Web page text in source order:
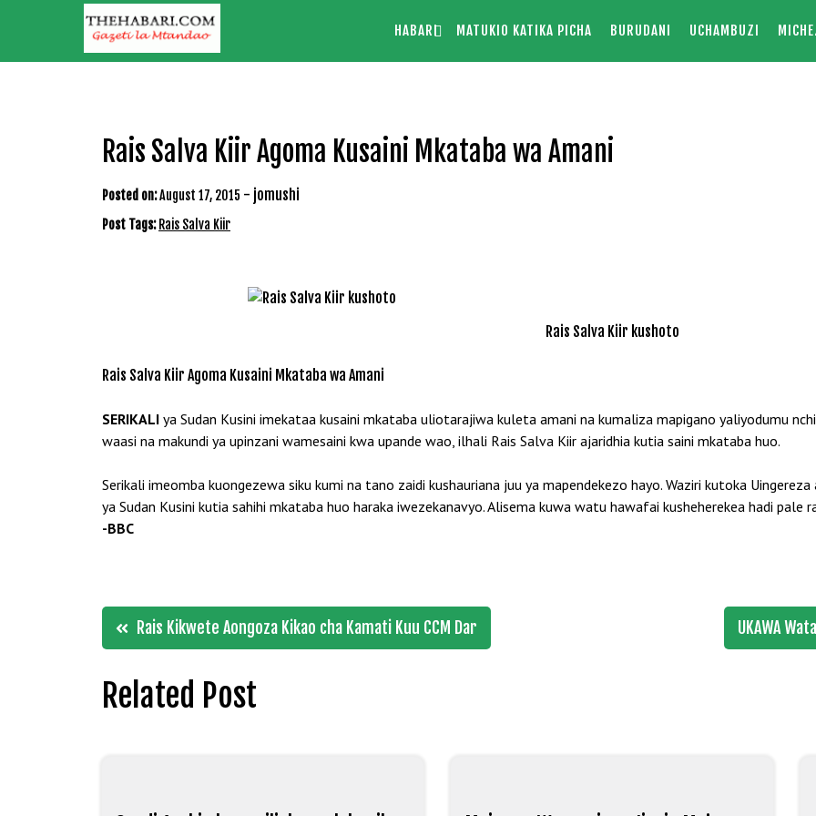
HABARI MATUKIO KATIKA PICHA BURUDANI UCHAMBUZI
Rais Salva Kiir Agoma Kusaini Mkataba wa Amani
Posted on:August 17, 2015 - jomushi
Post Tags: Rais Salva Kiir
Rais Salva Kiir kushoto
Rais Salva Kiir Agoma Kusaini Mkataba wa Amani
SERIKALI ya Sudan Kusini imekataa kusaini mkataba uliotarajiwa kuleta amani na kumaliza mapigano yaliyodumu
waasi na makundi ya upinzani wamesaini kwa upande wao, ilhali Rais Salva Kiir ajaridhia kutia saini mkataba huo.
Serikali imeomba kuongezewa siku kumi na tano zaidi kushauriana juu ya mapendekezo hayo. Waziri kutoka
ya Sudan Kusini kutia sahihi mkataba huo haraka iwezekanavyo. Alisema kuwa watu hawafai kusheherekea hadi pale
-BBC
Post
navigation
Rais Kikwete Aongoza Kikao cha Kamati Kuu CCM Dar UKAWA
Related Post